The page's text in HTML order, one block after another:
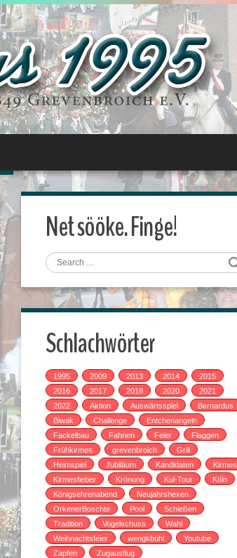
Net sööke. Finge!
Search
Schlachwörter
1995 2009 2013 2014
2015
2016
2017 2018 2020
2021
2022
Aktion Auswärtsspiel
Bernardus
Biwak
Challenge
Entchenangeln
Fackelbau
Fahnen Feier
Flaggen
Frühkirmes
grevenbroich
Grill
Heimspiel
Jubiläum Kandidaten
Kirmes
Kirmesfieber
Krönung Kul-Tour
Köln
Königsehrenabend
Neujahrshexen
OrkenerBoschte
Pool
Schießen
Tradition
Vogelschuss
Wahl
Weihnachtsfeier
wengkbühl
Youtube
Zapfen
Zugausflug